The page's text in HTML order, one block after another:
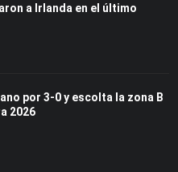
a Irlanda en el último
por 3-0 y escolta la zona B
2026